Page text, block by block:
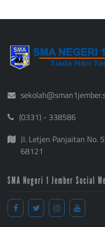
(0331) - 338586
Jl. Letjen Panjaitan No.
68121
SMA Negeri 1 Jember Social